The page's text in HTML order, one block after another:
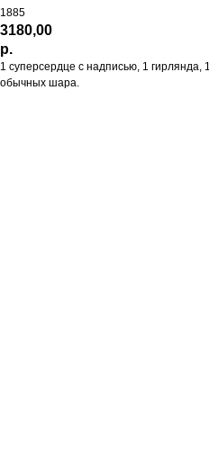
1885
3180,00
р.
1 суперсердце с надписью, 1
обычных шара.